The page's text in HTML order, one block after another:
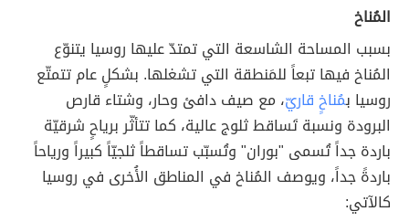
المُناخ
بسبب المساحة الشاسعة التي تمتدّ عليها روسيا يتنوّع
المُناخ فيها تبعاً للمَنطقة التي تشغلها. بشكلٍ عام تتمتّع
روسيا بمُناخٍ قاريّ، مع صيف دافئ وحار، وشتاء قارص
البرودة ونسبة تَساقط ثلوج عالية، كما تتأثّر برياحٍ شرقيّة
باردة جداً تُسمى "بوران" وتُسبّب تساقطاً ثلجيّاً كبيراً ورياحاً
باردةً جداً، ويوصف المُناخ في المناطق الأُخرى في روسيا
كالآتي: